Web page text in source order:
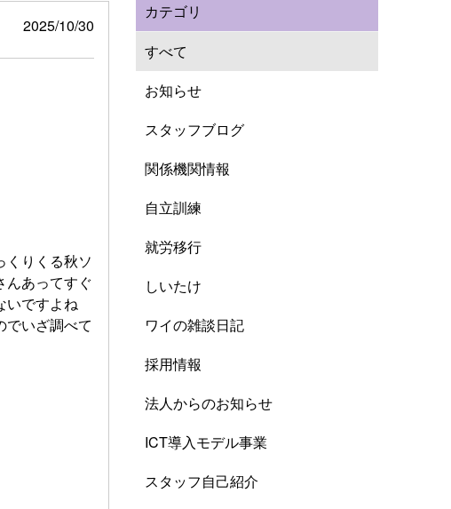
2025/10/30
りくる秋ソ
んあってすぐ
いですよね
でいざ調べて
カテゴリ
すべて
お知らせ
スタッフブログ
関係機関情報
自立訓練
就労移行
しいたけ
ワイの雑談日記
採用情報
法人からのお知らせ
ICT導入モデル事業
スタッフ自己紹介